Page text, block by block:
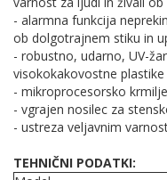
- alarmna funkcija
ob dolgotrajnem stiku in
- robustno, udarno, UV-
visokokakovostne plastike
- mikroprocesorsko
- vgrajen nosilec za
- ustreza veljavnim
TEHNIČNI PODATKI: